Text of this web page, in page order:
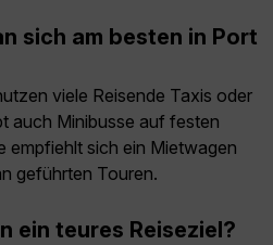
sich am besten in Port
viele Reisende Taxis oder
auch Minibusse auf festen
empfiehlt sich ein Mietwagen
geführten Touren.
ein teures Reiseziel?